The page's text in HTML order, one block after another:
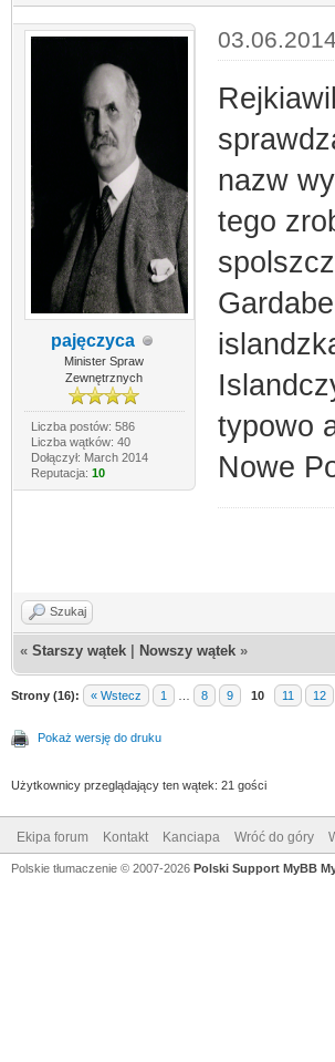
pajęczyca
Minister Spraw
Zewnętrznych
Liczba postów: 586
Liczba wątków: 40
Dołączył: March 2014
Reputacja: 10
nazw
tego
typowo
Nowe
Szukaj
« Starszy wątek Nowszy wątek »
Strony (16): « Wstecz 1 8 9 10 11 12
Pokaż wersję do druku
Użytkownicy przeglądający ten wątek: 21 gości
Ekipa forum Kontakt Kanciapa Wróć do góry
Polskie tłumaczenie © 2007-2026 Polski Support MyBB